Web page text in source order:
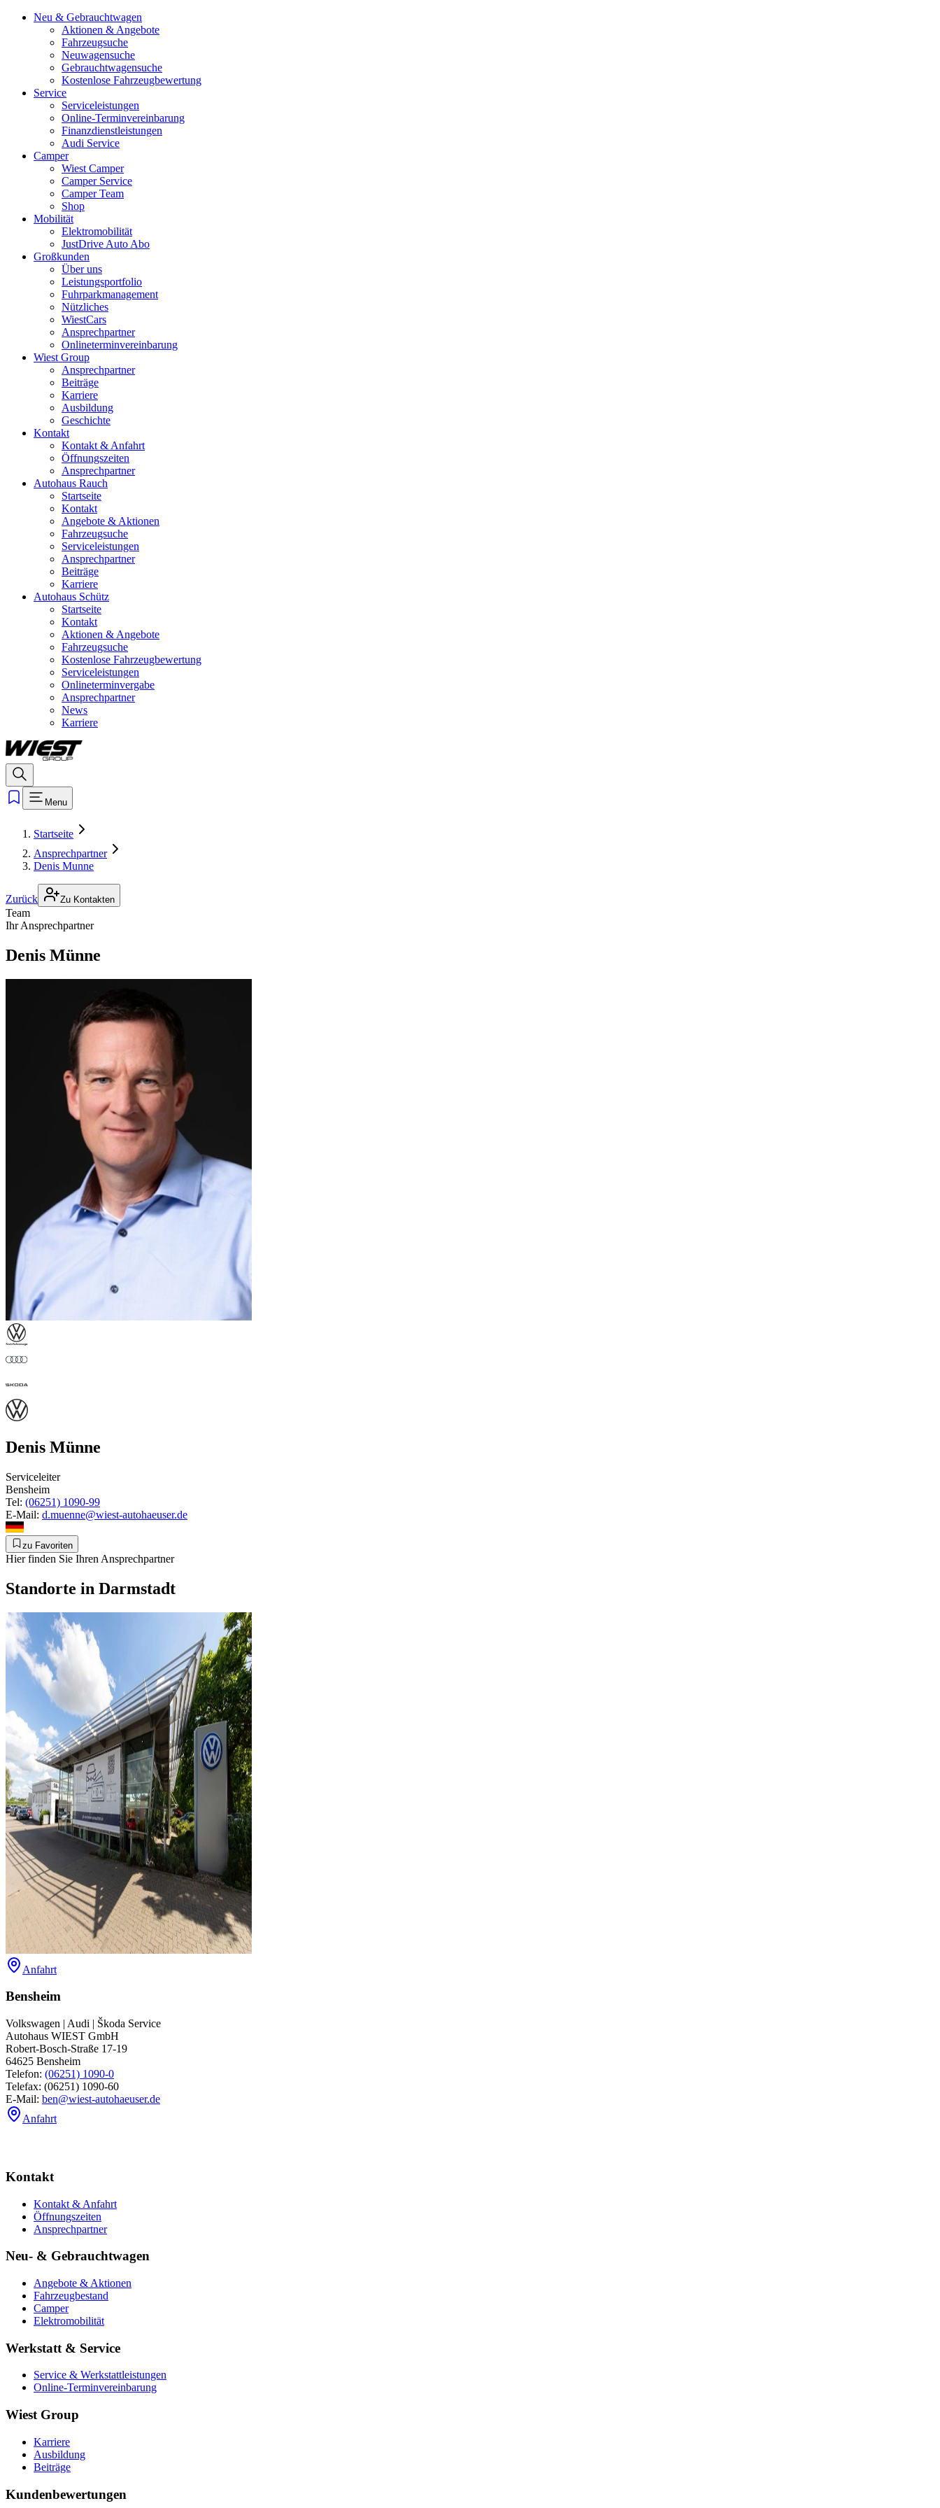
Neu & Gebrauchtwagen
Aktionen & Angebote
Fahrzeugsuche
Neuwagensuche
Gebrauchtwagensuche
Kostenlose Fahrzeugbewertung
Service
Serviceleistungen
Online-Terminvereinbarung
Finanzdienstleistungen
Audi Service
Camper
Wiest Camper
Camper Service
Camper Team
Shop
Mobilität
Elektromobilität
JustDrive Auto Abo
Großkunden
Über uns
Leistungsportfolio
Fuhrparkmanagement
Nützliches
WiestCars
Ansprechpartner
Onlineterminvereinbarung
Wiest Group
Ansprechpartner
Beiträge
Karriere
Ausbildung
Geschichte
Kontakt
Kontakt & Anfahrt
Öffnungszeiten
Ansprechpartner
Autohaus Rauch
Startseite
Kontakt
Angebote & Aktionen
Fahrzeugsuche
Serviceleistungen
Ansprechpartner
Beiträge
Karriere
Autohaus Schütz
Startseite
Kontakt
Aktionen & Angebote
Fahrzeugsuche
Kostenlose Fahrzeugbewertung
Serviceleistungen
Onlineterminvergabe
Ansprechpartner
News
Karriere
Menu
Startseite
Ansprechpartner
Denis Munne
Zurück Zu Kontakten
Team
Ihr Ansprechpartner
Denis Münne
Denis Münne
Serviceleiter
Bensheim
Tel: (06251) 1090-99
E-Mail: d.muenne@wiest-autohaeuser.de
zu Favoriten
Hier finden Sie Ihren Ansprechpartner
Standorte in Darmstadt
Anfahrt
Bensheim
Volkswagen | Audi | Škoda Service
Autohaus WIEST GmbH
‍Robert-Bosch-Straße 17-19
64625 Bensheim
Telefon: (06251) 1090-0
Telefax: (06251) 1090-60
E-Mail: ben@wiest-autohaeuser.de
Anfahrt
Kontakt
Kontakt & Anfahrt
Öffnungszeiten
Ansprechpartner
Neu- & Gebrauchtwagen
Angebote & Aktionen
Fahrzeugbestand
Camper
Elektromobilität
Werkstatt & Service
Service & Werkstattleistungen
Online-Terminvereinbarung
Wiest Group
Karriere
Ausbildung
Beiträge
Kundenbewertungen